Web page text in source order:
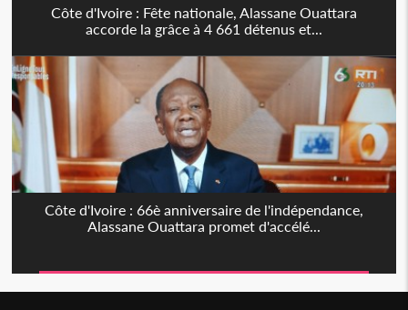
Côte d'Ivoire : Fête nationale, Alassane Ouattara
accorde la grâce à 4 661 détenus et...
Côte d'Ivoire : 66è anniversaire de l'indépendance,
Alassane Ouattara promet d'accélé...